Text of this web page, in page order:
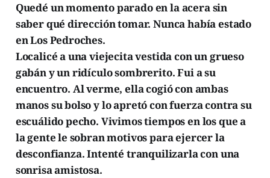
Quedé un momento parado en la acera sin
saber qué dirección tomar. Nunca había estado
en Los Pedroches.
Localicé a una viejecita vestida con un grueso
gabán y un ridículo sombrerito. Fui a su
encuentro. Al verme, ella cogió con ambas
manos su bolso y lo apretó con fuerza contra su
escuálido pecho. Vivimos tiempos en los que a
la gente le sobran motivos para ejercer la
desconfianza. Intenté tranquilizarla con una
sonrisa amistosa.